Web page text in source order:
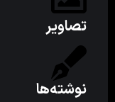
تصاویر
نوشته‌ها